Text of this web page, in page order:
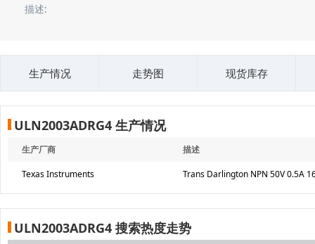
描述:
生产情况 走势图 现货库存
ULN2003ADRG4 生产情况
生产厂商 描述
Texas Instruments Trans Darlington NPN 50V 0.5A
ULN2003ADRG4 搜索热度走势